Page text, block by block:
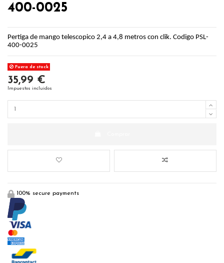
400-0025
Pertiga de mango telescopico 2,4 a 4,8 metros con clik. Codigo PSL-
400-0025
Fuera de stock
35,99 €
Impuestos incluidos
100% secure payments